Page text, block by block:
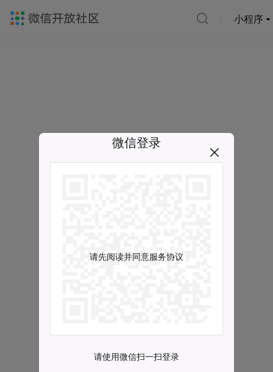
小程序
微信登录
请先阅读并同意服务协议
请使用微信扫一扫登录